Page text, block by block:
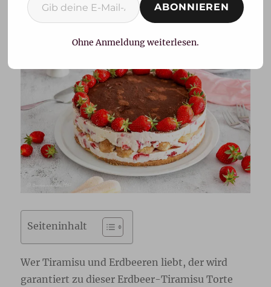
Erdbeer-Tiramisu Torte
Seiteninhalt
Wer Tiramisu und Erdbeeren liebt, der wird
garantiert zu dieser Erdbeer-Tiramisu Torte
ABONNIEREN
Ohne Anmeldung weiterlesen.